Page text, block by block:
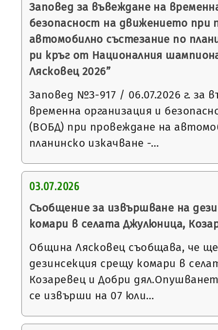
Заповед за въвеждане на
безопасност на движението при
автомобилно състезание по
ри кръг от Националния
Лясковец 2026”
Заповед №З-917 / 06.07.2026 г. за
временна организация и
(ВОБД) при провеждане на
планинско изкачване -…
03.07.2026
Съобщение за извършване на
комари в селата Джулюница,
Община Лясковец съобщава, че
дезинсекция срещу комари в
Козаревец и Добри
се извърши на 07 юли…